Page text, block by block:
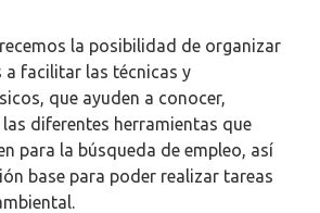
la posibilidad de organizar
facilitar las técnicas y
que ayuden a conocer,
diferentes herramientas que
para la búsqueda de empleo, así
base para poder realizar tareas